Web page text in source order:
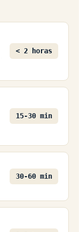
< 2 horas
15-30 min
30-60 min